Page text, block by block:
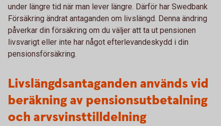
under längre tid när man lever längre. Därför har Swedbank
Försäkring ändrat antaganden om livslängd. Denna ändring
påverkar din försäkring om du väljer att ta ut pensionen
livsvarigt eller inte har något efterlevandeskydd i din
pensionsförsäkring.
Livslängdsantaganden används vid
beräkning av pensionsutbetalning
och arvsvinsttilldelning